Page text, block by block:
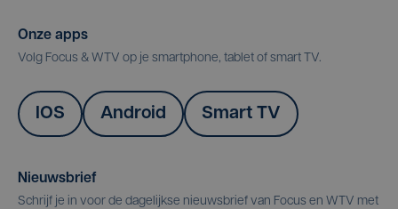
Onze apps
Volg Focus & WTV op je smartphone, tablet of smart TV.
IOS Android Smart TV
Nieuwsbrief
Schrijf je in voor de dagelijkse nieuwsbrief van Focus en WTV met